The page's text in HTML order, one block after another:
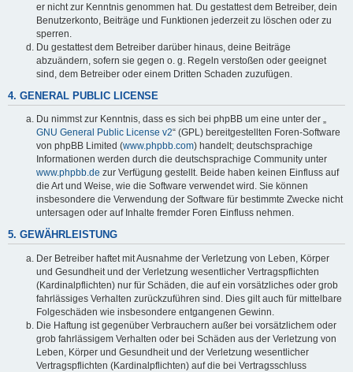
er nicht zur Kenntnis genommen hat. Du gestattest dem Betreiber, dein
Benutzerkonto, Beiträge und Funktionen jederzeit zu löschen oder zu
sperren.
Du gestattest dem Betreiber darüber hinaus, deine Beiträge
abzuändern, sofern sie gegen o. g. Regeln verstoßen oder geeignet
sind, dem Betreiber oder einem Dritten Schaden zuzufügen.
4. GENERAL PUBLIC LICENSE
Du nimmst zur Kenntnis, dass es sich bei phpBB um eine unter der „
GNU General Public License v2“ (GPL) bereitgestellten Foren-Software
von phpBB Limited (www.phpbb.com) handelt; deutschsprachige
Informationen werden durch die deutschsprachige Community unter
www.phpbb.de zur Verfügung gestellt. Beide haben keinen Einfluss auf
die Art und Weise, wie die Software verwendet wird. Sie können
insbesondere die Verwendung der Software für bestimmte Zwecke nicht
untersagen oder auf Inhalte fremder Foren Einfluss nehmen.
5. GEWÄHRLEISTUNG
Der Betreiber haftet mit Ausnahme der Verletzung von Leben, Körper
und Gesundheit und der Verletzung wesentlicher Vertragspflichten
(Kardinalpflichten) nur für Schäden, die auf ein vorsätzliches oder grob
fahrlässiges Verhalten zurückzuführen sind. Dies gilt auch für mittelbare
Folgeschäden wie insbesondere entgangenen Gewinn.
Die Haftung ist gegenüber Verbrauchern außer bei vorsätzlichem oder
grob fahrlässigem Verhalten oder bei Schäden aus der Verletzung von
Leben, Körper und Gesundheit und der Verletzung wesentlicher
Vertragspflichten (Kardinalpflichten) auf die bei Vertragsschluss